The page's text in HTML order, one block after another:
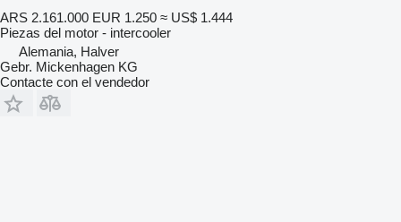
ARS 2.161.000 EUR 1.250 ≈ US$ 1.444
Piezas del motor - intercooler
Alemania, Halver
Gebr. Mickenhagen KG
Contacte con el vendedor